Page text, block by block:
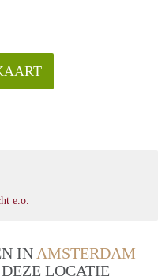
e.o.
IN AMSTERDAM
LOCATIE